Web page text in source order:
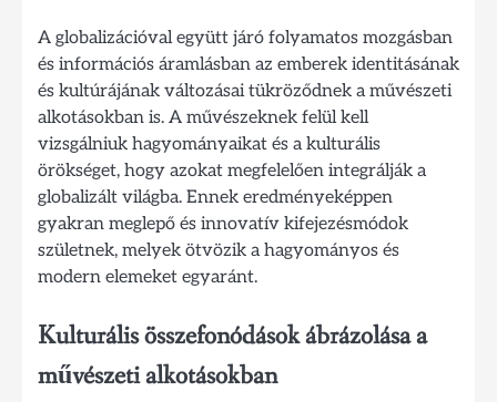
A globalizációval együtt járó folyamatos mozgásban
és információs áramlásban az emberek identitásának
és kultúrájának változásai tükröződnek a művészeti
alkotásokban is. A művészeknek felül kell
vizsgálniuk hagyományaikat és a kulturális
örökséget, hogy azokat megfelelően integrálják a
globalizált világba. Ennek eredményeképpen
gyakran meglepő és innovatív kifejezésmódok
születnek, melyek ötvözik a hagyományos és
modern elemeket egyaránt.
Kulturális összefonódások ábrázolása a
művészeti alkotásokban